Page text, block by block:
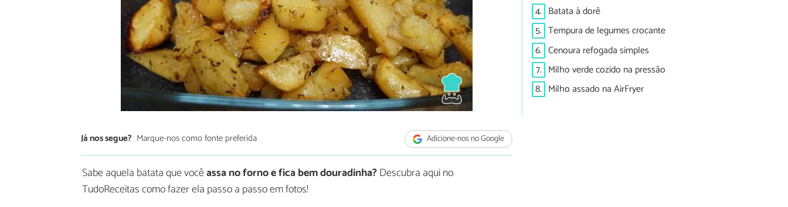
Já nos segue? Marque-nos como fonte preferida Adicione-nos no Google
Sabe aquela batata que vocêassa no forno e fica bem douradinha?Descubra aqui no
TudoReceitas como fazer ela passo a passo em fotos!
4. Batata à dorê
5. Tempura de legumes crocante
6. Cenoura refogada simples
7. Milho verde cozido na pressão
8. Milho assado na AirFryer